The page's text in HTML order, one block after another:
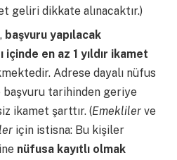
geliri dikkate alınacaktır.)
başvuru yapılacak
içinde en az 1 yıldır ikamet
Adrese dayalı nüfus
başvuru tarihinden geriye
ikamet şarttır. (Emekliler ve
için istisna: Bu kişiler
nüfusa kayıtlı olmak